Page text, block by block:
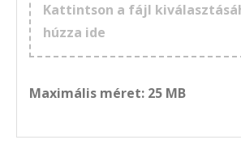
Kattintson a fájl
húzza ide
Maximális méret: 25 MB